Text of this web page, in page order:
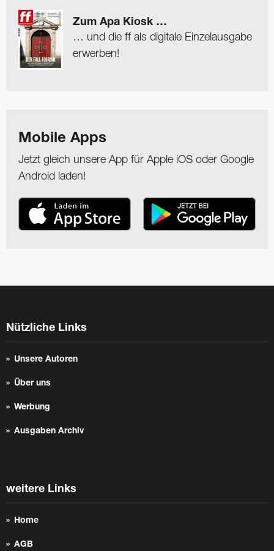
Zum Apa Kiosk …
… und die ff als digitale Einzelausgabe
erwerben!
Mobile Apps
Jetzt gleich unsere App für Apple iOS oder Google
Android laden!
Nützliche Links
Unsere Autoren
Über uns
Werbung
Ausgaben Archiv
weitere Links
Home
AGB